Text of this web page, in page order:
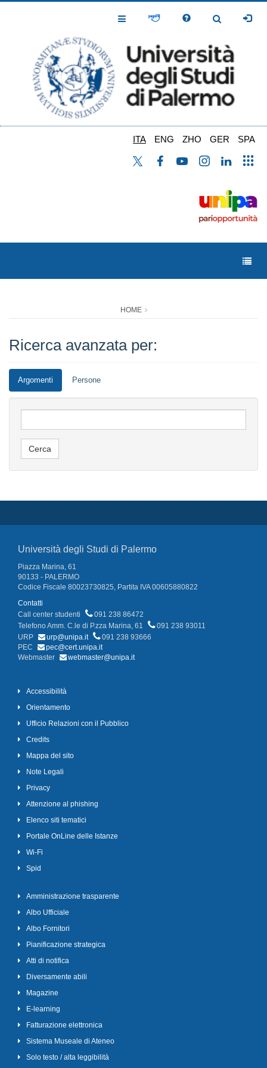
Toggle
Toggle
ITA ENG ZHO GER SPA
HOME
Ricerca avanzata per:
Argomenti Persone
Università degli Studi di Palermo
Piazza Marina, 61
90133 - PALERMO
Codice Fiscale 80023730825, Partita IVA 00605880822
Contatti
Call center studenti
091 238 86472
Telefono Amm. C.le di P.zza Marina, 61
091 238 93011
URP
urp@unipa.it
091 238 93666
PEC
pec@cert.unipa.it
Webmaster
webmaster@unipa.it
Accessibilità
Orientamento
Ufficio Relazioni con il Pubblico
Credits
Mappa del sito
Note Legali
Privacy
Attenzione al phishing
Elenco siti tematici
Portale OnLine delle Istanze
Wi-Fi
Spid
Amministrazione trasparente
Albo Ufficiale
Albo Fornitori
Pianificazione strategica
Atti di notifica
Diversamente abili
Magazine
E-learning
Fatturazione elettronica
Sistema Museale di Ateneo
Solo testo / alta leggibilità